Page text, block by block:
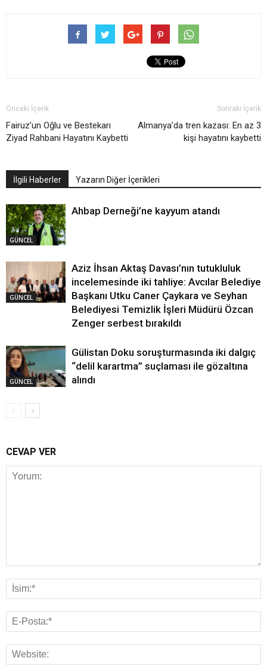
Önceki İçerik
Fairuz’un Oğlu ve Bestekarı
Ziyad Rahbani Hayatını Kaybetti
Sonraki İçerik
Almanya’da tren kazası: En az 3
kişi hayatını kaybetti
İlgili Haberler Yazarın Diğer İçerikleri
GÜNCEL
Ahbap Derneği’ne kayyum atandı
GÜNCEL
Aziz İhsan Aktaş Davası’nın tutukluluk
incelemesinde iki tahliye: Avcılar Belediye
Başkanı Utku Caner Çaykara ve Seyhan
Belediyesi Temizlik İşleri Müdürü Özcan
Zenger serbest bırakıldı
GÜNCEL
Gülistan Doku soruşturmasında iki dalgıç
“delil karartma” suçlaması ile gözaltına
alındı
CEVAP VER